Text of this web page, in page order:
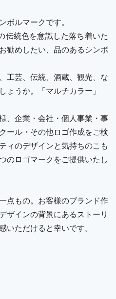
ボルマークです。
伝統色を意識した落ち着いた
勧めしたい、品のあるシンボ
工芸、伝統、酒蔵、観光、な
ょうか。「マルチカラー」
、企業・会社・個人事業・事
ール・その他ロゴ作成をご検
ィのデザインと気持ちのこも
のロゴマークをご提供いたし
点もの。お客様のブランド作
ザインの背景にあるストーリ
いただけると幸いです。